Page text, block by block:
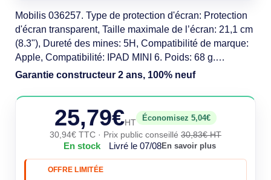
Mobilis 036257. Type de protection d'écran: Protection
d'écran transparent, Taille maximale de l’écran: 21,1 cm
(8.3"), Dureté des mines: 5H, Compatibilité de marque:
Apple, Compatibilité: IPAD MINI 6. Poids: 68 g.
Quantité: 1 pièce(s)
Garantie constructeur 2 ans, 100% neuf
25,79€HT
Économisez 5,04€
30,94€ TTC · Prix public conseillé 30,83€ HT
En stock Livré le 07/08En savoir plus
OFFRE LIMITÉE